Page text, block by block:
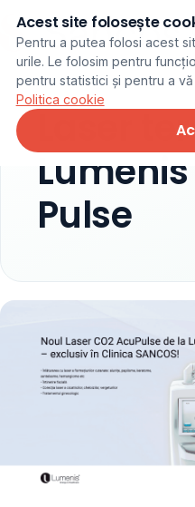
Laser
Pulse
Acest site folosește
Pentru a putea folosi acest
urile. Le folosim pentru
pentru statistici și pentru a
Politica cookie